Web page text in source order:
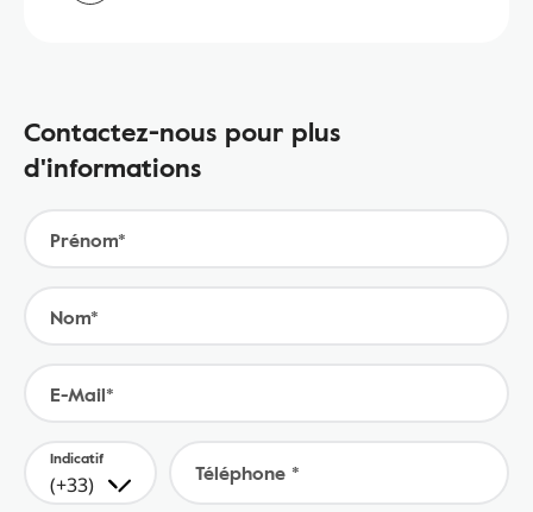
Contactez-nous pour plus
d'informations
Prénom*
Nom*
E-Mail*
Indicatif
(+33) Téléphone *